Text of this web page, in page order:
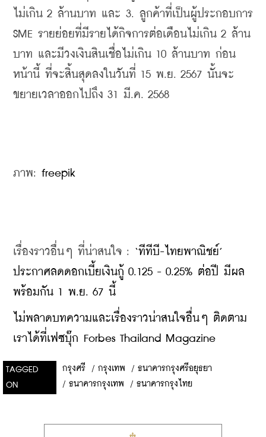
ไม่เกิน 2 ล้านบาท และ 3. ลูกค้าที่เป็นผู้ประกอบการ
SME รายย่อยที่มีรายได้กิจการต่อเดือนไม่เกิน 2 ล้าน
บาท และมีวงเงินสินเชื่อไม่เกิน 10 ล้านบาท ก่อน
หน้านี้ ที่จะสิ้นสุดลงในวันที่ 15 พ.ย. 2567 นั้นจะ
ขยายเวลาออกไปถึง 31 มี.ค. 2568
ภาพ: freepik
เรื่องราวอื่นๆ ที่น่าสนใจ : ‘ทีทีบี-ไทยพาณิชย์’
ประกาศลดดอกเบี้ยเงินกู้ 0.125 - 0.25% ต่อปี มีผล
พร้อมกัน 1 พ.ย. 67 นี้
ไม่พลาดบทความและเรื่องราวน่าสนใจอื่นๆ ติดตาม
เราได้ที่เฟซบุ๊ก Forbes Thailand Magazine
TAGGED
ON
กรุงศรี / กรุงเทพ / ธนาคารกรุงศรีอยุธยา
/ ธนาคารกรุงเทพ / ธนาคารกรุงไทย